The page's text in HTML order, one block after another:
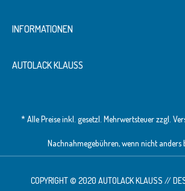
INFORMATIONEN
AUTOLACK KLAUSS
* Alle Preise inkl. gesetzl. Mehrwertsteuer zzgl.
Nachnahmegebühren, wenn nicht anders
COPYRIGHT © 2020 AUTOLACK KLAUSS //